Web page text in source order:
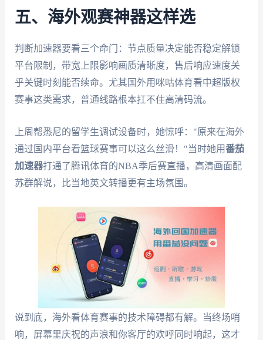
五、海外观赛神器这样选
判断加速器要看三个命门：节点质量决定能否稳定解锁
平台限制，带宽上限影响画质清晰度，售后响应速度关
乎关键时刻能否续命。尤其国外用咪咕体育看中超版权
赛事这类需求，普通线路根本扛不住高清码流。
上周帮悉尼的留学生调试设备时，她惊呼："原来在海外
通过国内平台看篮球赛事可以这么丝滑！"当时她用番茄
加速器打通了腾讯体育的NBA季后赛直播，高清画面配
苏群解说，比当地英文转播更有主场氛围。
说到底，海外看体育赛事的技术障碍都有解。当终场哨
响，屏幕里庆祝的声浪和你客厅的欢呼同时响起，这才